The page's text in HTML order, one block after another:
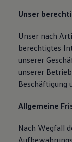
Unser
Unser nach
berechtigtes
unserer
unserer
Beschäftigung
Allgemeine
Nach Wegfall